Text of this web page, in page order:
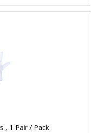
, 1 Pair / Pack